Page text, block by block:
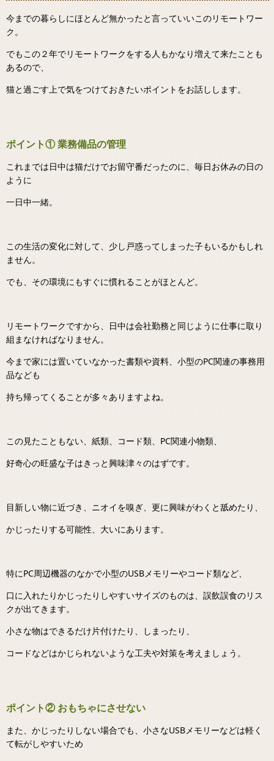
今までの暮らしにほとんど無かったと言っていいこのリモートワー
ク。
でもこの２年でリモートワークをする人もかなり増えて来たことも
あるので、
猫と過ごす上で気をつけておきたいポイントをお話しします。
ポイント① 業務備品の管理
これまでは日中は猫だけでお留守番だったのに、毎日お休みの日の
ように
一日中一緒。
この生活の変化に対して、少し戸惑ってしまった子もいるかもしれ
ません。
でも、その環境にもすぐに慣れることがほとんど。
リモートワークですから、日中は会社勤務と同じように仕事に取り
組まなければなりません。
今まで家には置いていなかった書類や資料、小型のPC関連の事務用
品なども
持ち帰ってくることが多々ありますよね。
この見たこともない、紙類、コード類、PC関連小物類、
好奇心の旺盛な子はきっと興味津々のはずです。
目新しい物に近づき、ニオイを嗅ぎ、更に興味がわくと舐めたり、
かじったりする可能性、大いにあります。
特にPC周辺機器のなかで小型のUSBメモリーやコード類など、
口に入れたりかじったりしやすいサイズのものは、誤飲誤食のリス
クが出てきます。
小さな物はできるだけ片付けたり、しまったり、
コードなどはかじられないような工夫や対策を考えましょう。
ポイント② おもちゃにさせない
また、かじったりしない場合でも、小さなUSBメモリーなどは軽く
て転がしやすいため